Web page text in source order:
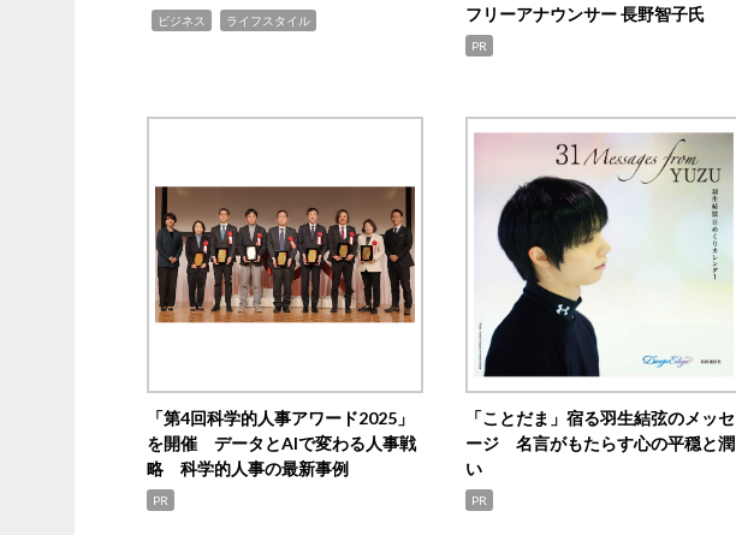
ビジネス ライフスタイル
フリーアナウンサー 長野智子氏
PR
「第4回科学的人事アワード2025」
を開催 データとAIで変わる人事戦
略 科学的人事の最新事例
PR
「ことだま」宿る羽生結弦のメッセ
ージ 名言がもたらす心の平穏と潤
い
PR